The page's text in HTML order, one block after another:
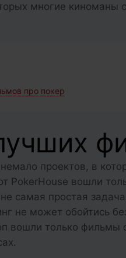
многие киноманы
про покер
проектов, в
PokerHouse вошли
самая простая
не может обойтись
вошли только